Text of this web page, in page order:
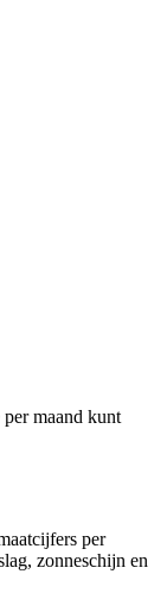
maand kunt
per
zonneschijn en